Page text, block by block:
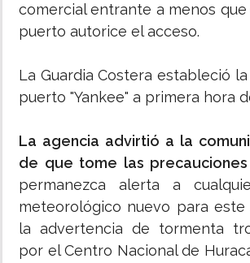
comercial entrante a menos
puerto autorice el acceso.
La Guardia Costera estableció
puerto "Yankee" a primera hora
La agencia advirtió a la
de que tome las precauciones
permanezca alerta a
meteorológico nuevo para este
la advertencia de tormenta
por el Centro Nacional de